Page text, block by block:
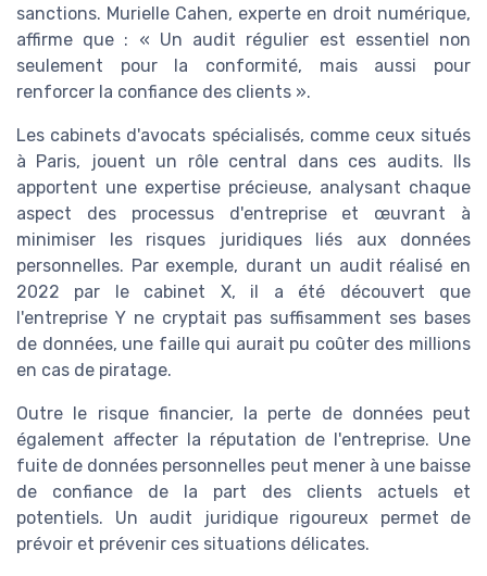
sanctions. Murielle Cahen, experte en droit numérique,
affirme que : « Un audit régulier est essentiel non
seulement pour la conformité, mais aussi pour
renforcer la confiance des clients ».
Les cabinets d'avocats spécialisés, comme ceux situés
à Paris, jouent un rôle central dans ces audits. Ils
apportent une expertise précieuse, analysant chaque
aspect des processus d'entreprise et œuvrant à
minimiser les risques juridiques liés aux données
personnelles. Par exemple, durant un audit réalisé en
2022 par le cabinet X, il a été découvert que
l'entreprise Y ne cryptait pas suffisamment ses bases
de données, une faille qui aurait pu coûter des millions
en cas de piratage.
Outre le risque financier, la perte de données peut
également affecter la réputation de l'entreprise. Une
fuite de données personnelles peut mener à une baisse
de confiance de la part des clients actuels et
potentiels. Un audit juridique rigoureux permet de
prévoir et prévenir ces situations délicates.